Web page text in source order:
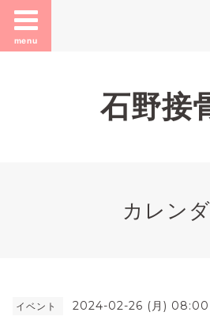
menu
石野接
カレン
イベント 2024-02-26 (月) 08:00